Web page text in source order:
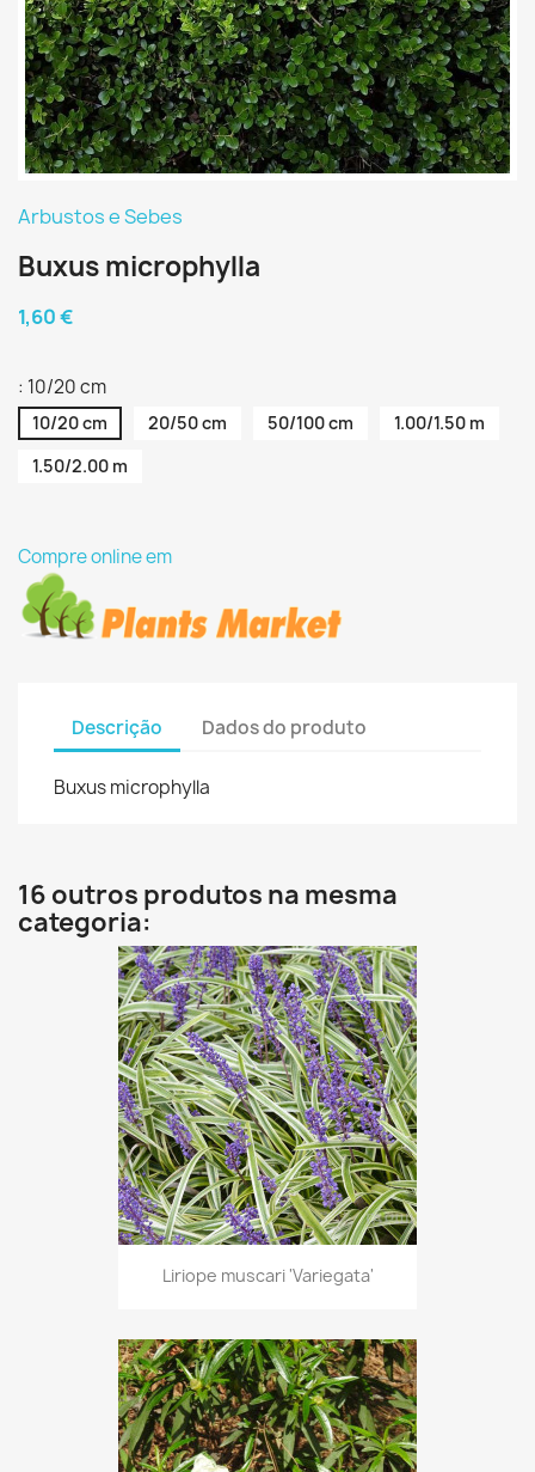
Arbustos e Sebes
Buxus microphylla
1,60 €
: 10/20 cm
10/20 cm 20/50 cm 50/100 cm
1.00/1.50 m
1.50/2.00 m
Compre online em
Descrição Dados do produto
Buxus microphylla
16 outros produtos na mesma
categoria:
Liriope muscari 'Variegata'